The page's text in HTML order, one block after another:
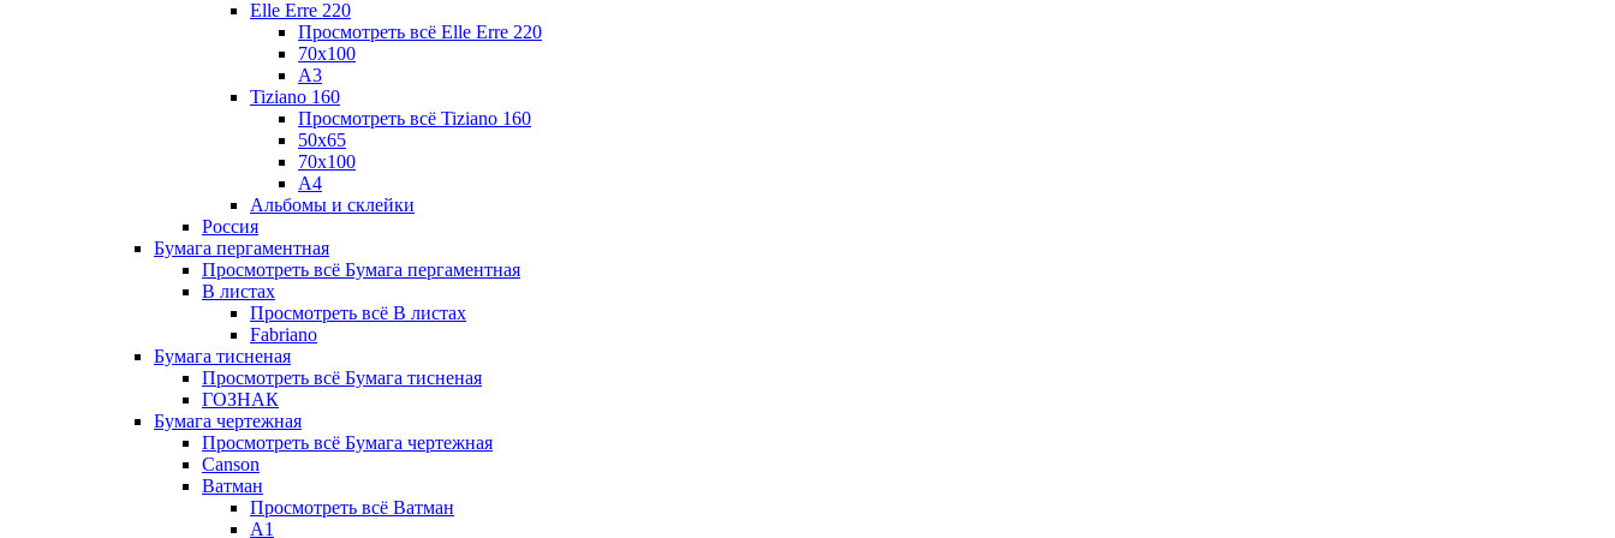
Elle Erre 220
Просмотреть всё Elle Erre 220
70х100
А3
Tiziano 160
Просмотреть всё Tiziano 160
50х65
70х100
А4
Альбомы и склейки
Россия
Бумага пергаментная
Просмотреть всё Бумага пергаментная
В листах
Просмотреть всё В листах
Fabriano
Бумага тисненая
Просмотреть всё Бумага тисненая
ГОЗНАК
Бумага чертежная
Просмотреть всё Бумага чертежная
Canson
Ватман
Просмотреть всё Ватман
А1